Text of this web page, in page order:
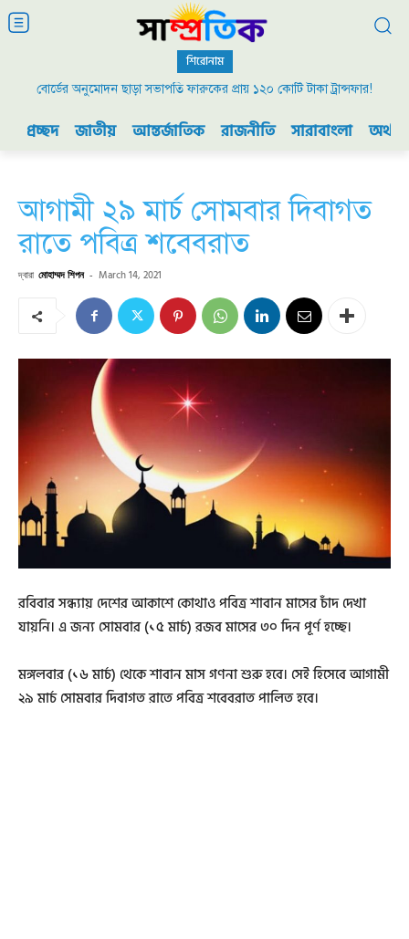
শিরোনাম
বোর্ডের অনুমোদন ছাড়া সভাপতি ফারুকের প্রায় ১২০ কোটি টাকা ট্রান্সফার!
প্রচ্ছদ জাতীয় আন্তর্জাতিক রাজনীতি সারাবাংলা
আগামী ২৯ মার্চ সোমবার দিবাগত
রাতে পবিত্র শবেবরাত
দ্বারা মোহাম্মদ শিপন - March 14, 2021
রবিবার সন্ধ্যায় দেশের আকাশে কোথাও পবিত্র শাবান মাসের চাঁদ দেখা
যায়নি। এ জন্য সোমবার (১৫ মার্চ) রজব মাসের ৩০ দিন পূর্ণ হচ্ছে।
মঙ্গলবার (১৬ মার্চ) থেকে শাবান মাস গণনা শুরু হবে। সেই হিসেবে আগামী
২৯ মার্চ সোমবার দিবাগত রাতে পবিত্র শবেবরাত পালিত হবে।